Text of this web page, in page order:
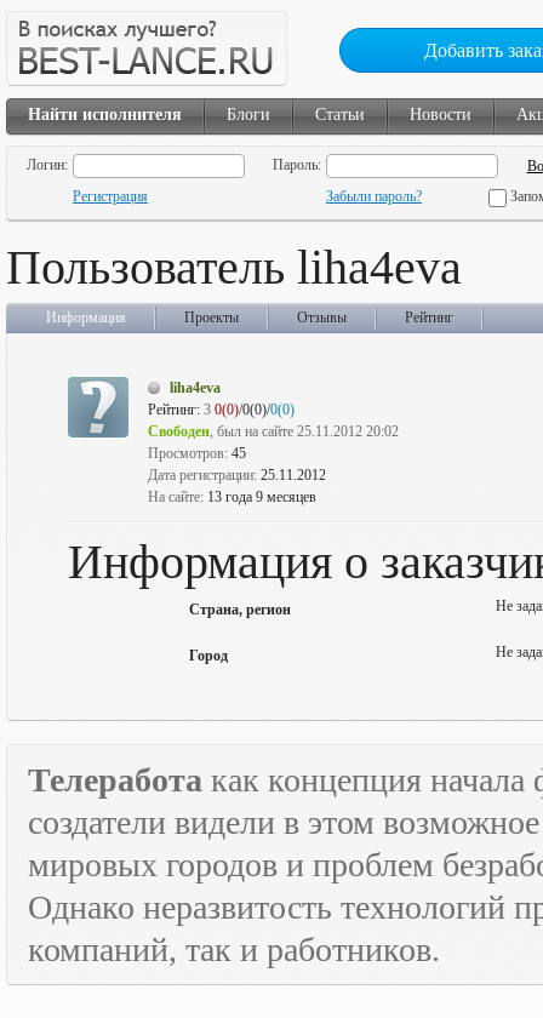
Добавить
Найти исполнителя Блоги Статьи Новости
Логин:
Пароль:
Регистрация
Забыли пароль?
Пользователь liha4eva
Информация Проекты Отзывы Рейтинг
liha4eva
Рейтинг: 3 0(0)/0(0)/0(0)
Свободен, был на сайте 25.11.2012 20:02
Просмотров: 45
Дата регистрации: 25.11.2012
На сайте: 13 года 9 месяцев
Информация о
Страна, регион Не
Город Не
Телеработа как концепция начала
создатели видели в этом
мировых городов и проблем
Однако неразвитость технологий
компаний, так и работников.